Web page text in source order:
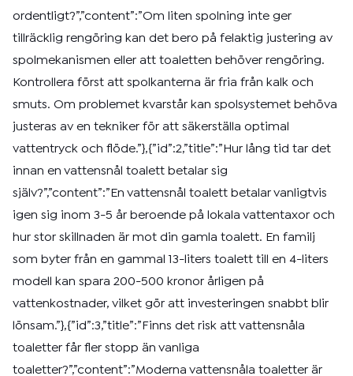
ordentligt?”,”content”:”Om liten spolning inte ger
tillräcklig rengöring kan det bero på felaktig justering av
spolmekanismen eller att toaletten behöver rengöring.
Kontrollera först att spolkanterna är fria från kalk och
smuts. Om problemet kvarstår kan spolsystemet behöva
justeras av en tekniker för att säkerställa optimal
vattentryck och flöde.”},{”id”:2,”title”:”Hur lång tid tar det
innan en vattensnål toalett betalar sig
själv?”,”content”:”En vattensnål toalett betalar vanligtvis
igen sig inom 3-5 år beroende på lokala vattentaxor och
hur stor skillnaden är mot din gamla toalett. En familj
som byter från en gammal 13-liters toalett till en 4-liters
modell kan spara 200-500 kronor årligen på
vattenkostnader, vilket gör att investeringen snabbt blir
lönsam.”},{”id”:3,”title”:”Finns det risk att vattensnåla
toaletter får fler stopp än vanliga
toaletter?”,”content”:”Moderna vattensnåla toaletter är